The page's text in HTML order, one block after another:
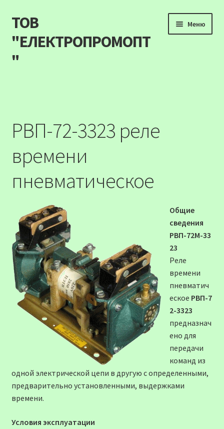
Перейти
до
навігації
Перейти
до
вмісту
ТОВ
"ЕЛЕКТРОПРОМОПТ
"
Меню
Прайс
Контакти
Про компанію
Карта сайту
РВП-72-3323 реле
времени
пневматическое
Общие
сведения
РВП-72М-33
23
Реле
времени
пневматич
еское РВП-7
2-3323
предназнач
ено для
передачи
команд из
одной электрической цепи в другую с определенными,
предварительно установленными, выдержками
времени.
Условия эксплуатации